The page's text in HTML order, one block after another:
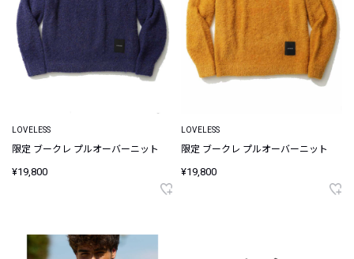
LOVELESS
限定 ブークレ プルオーバーニット
¥19,800
LOVELESS
限定 ブークレ プルオーバーニット
¥19,800